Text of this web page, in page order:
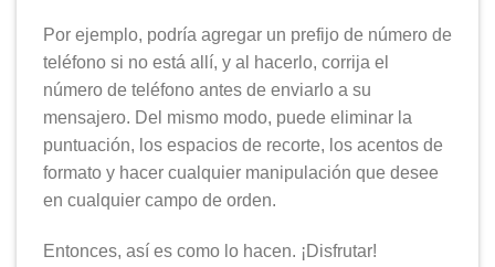
Por ejemplo, podría agregar un prefijo de número de
teléfono si no está allí, y al hacerlo, corrija el
número de teléfono antes de enviarlo a su
mensajero. Del mismo modo, puede eliminar la
puntuación, los espacios de recorte, los acentos de
formato y hacer cualquier manipulación que desee
en cualquier campo de orden.
Entonces, así es como lo hacen. ¡Disfrutar!